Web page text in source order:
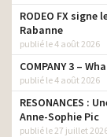
RODEO FX
Rabanne
publié le 4 août 2026
COMPANY 3 –
publié le 4 août 2026
RESONANCES :
Anne-Sophie Pic
publié le 27 juillet